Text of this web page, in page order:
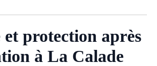
et protection après
à La Calade